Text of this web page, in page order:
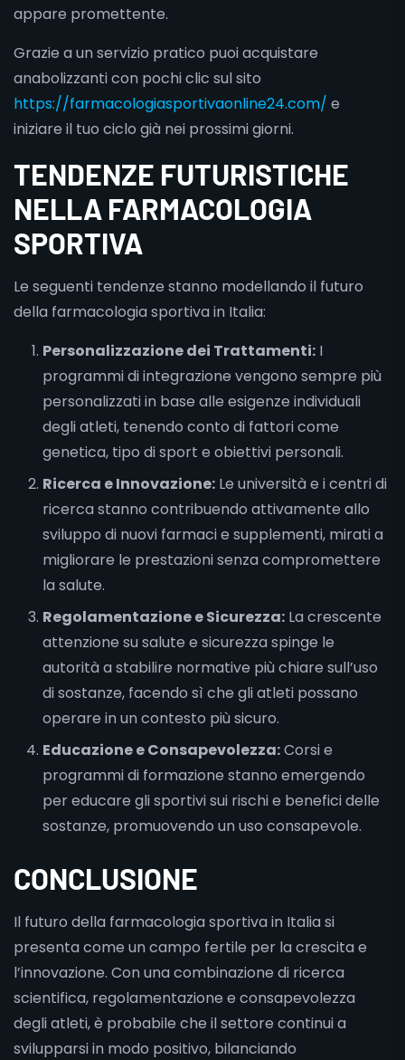
appare promettente.
Grazie a un servizio pratico puoi acquistare
anabolizzanti con pochi clic sul sito
https://farmacologiasportivaonline24.com/ e
iniziare il tuo ciclo già nei prossimi giorni.
TENDENZE FUTURISTICHE
NELLA FARMACOLOGIA
SPORTIVA
Le seguenti tendenze stanno modellando il futuro
della farmacologia sportiva in Italia:
Personalizzazione dei Trattamenti: I
programmi di integrazione vengono sempre più
personalizzati in base alle esigenze individuali
degli atleti, tenendo conto di fattori come
genetica, tipo di sport e obiettivi personali.
Ricerca e Innovazione: Le università e i centri di
ricerca stanno contribuendo attivamente allo
sviluppo di nuovi farmaci e supplementi, mirati a
migliorare le prestazioni senza compromettere
la salute.
Regolamentazione e Sicurezza: La crescente
attenzione su salute e sicurezza spinge le
autorità a stabilire normative più chiare sull’uso
di sostanze, facendo sì che gli atleti possano
operare in un contesto più sicuro.
Educazione e Consapevolezza:Corsi e
programmi di formazione stanno emergendo
per educare gli sportivi sui rischi e benefici delle
sostanze, promuovendo un uso consapevole.
CONCLUSIONE
Il futuro della farmacologia sportiva in Italia si
presenta come un campo fertile per la crescita e
l’innovazione. Con una combinazione di ricerca
scientifica, regolamentazione e consapevolezza
degli atleti, è probabile che il settore continui a
svilupparsi in modo positivo, bilanciando